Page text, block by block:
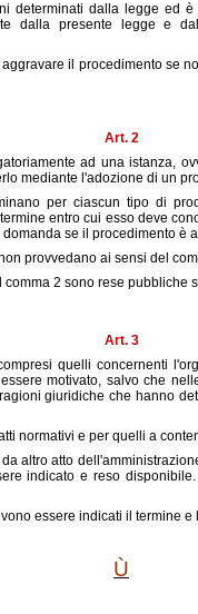
determinati dalla legge ed
dalla presente legge e
il procedimento se
Art. 2
ad una istanza,
mediante l'adozione di un
per ciascun tipo di
entro cui esso deve
se il procedimento è
provvedano ai sensi del
2 sono rese
Art. 3
quelli concernenti
motivato, salvo che
giuridiche che hanno
normativi e per quelli a
altro atto
indicato e reso
essere indicati il termine
Ù